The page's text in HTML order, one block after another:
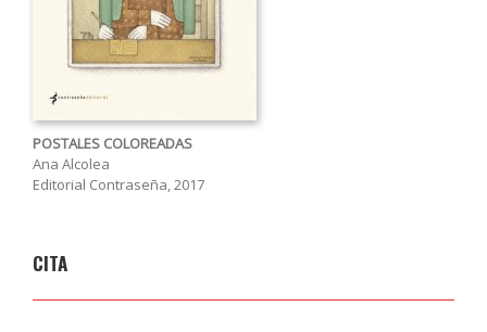
POSTALES COLOREADAS
Ana Alcolea
Editorial Contraseña, 2017
CITA